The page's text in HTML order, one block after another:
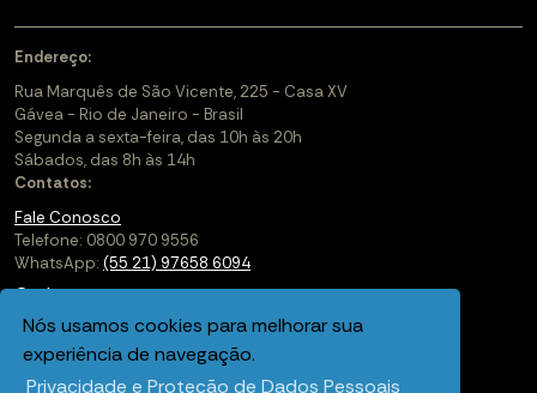
Nós usamos cookies para melhorar sua
experiência de navegação.
Privacidade e Proteção de Dados Pessoais
Endereço:
Rua Marquês de São Vicente, 225 - Casa XV
Gávea - Rio de Janeiro - Brasil
Segunda a sexta-feira, das 10h às 20h
Sábados, das 8h às 14h
Contatos:
Fale Conosco
Telefone: 0800 970 9556
WhatsApp: (55 21) 97658 6094
Cadastre-se
Soluções Corporativas
Saiba mais sobre a PUC-Rio Digital